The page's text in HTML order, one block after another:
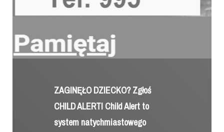
ZAGINĘŁO DZIECKO? Zgłoś
CHILD ALERT! Child Alert to
system natychmiastowego